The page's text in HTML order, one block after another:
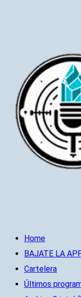
Home
BAJATE LA
Cartelera
Últimos